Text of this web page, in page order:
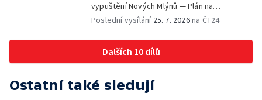
vypuštění Nových Mlýnů — Plán na
odstranění ohořelé budovy — 52. ročník
samostatné továrny
Poslední vysílání 25. 7. 2026na ČT24
Dalších 10 dílů
Ostatní také sledují